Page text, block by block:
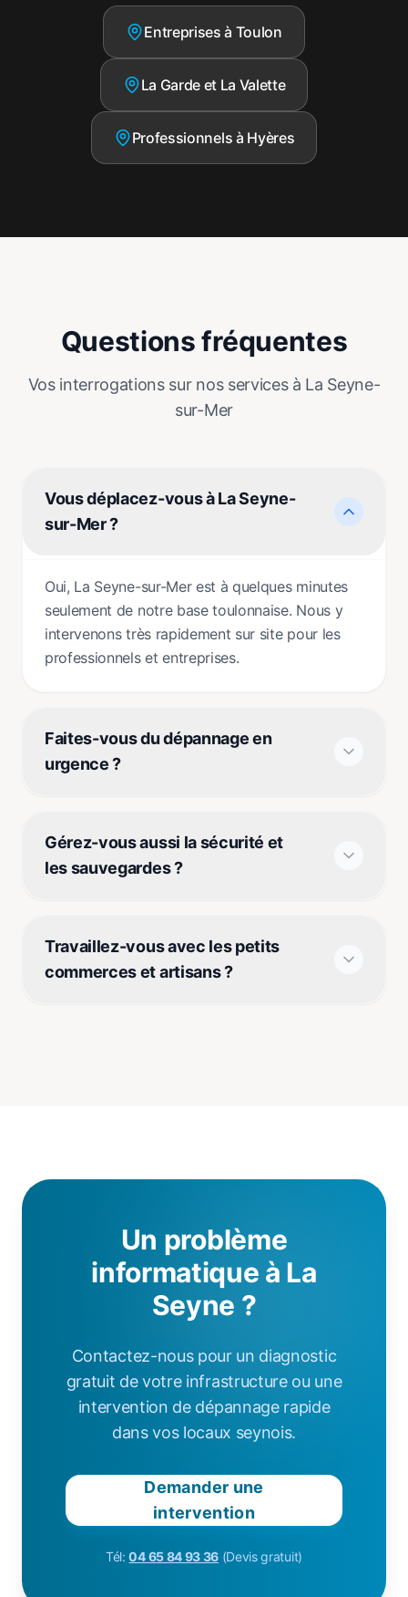
Entreprises à Toulon
La Garde et La Valette
Professionnels à Hyères
Questions fréquentes
Vos interrogations sur nos services à La Seyne-
sur-Mer
Vous déplacez-vous à La Seyne-
sur-Mer ?
Oui, La Seyne-sur-Mer est à quelques minutes
seulement de notre base toulonnaise. Nous y
intervenons très rapidement sur site pour les
professionnels et entreprises.
Faites-vous du dépannage en
urgence ?
Gérez-vous aussi la sécurité et
les sauvegardes ?
Travaillez-vous avec les petits
commerces et artisans ?
Un problème
informatique à La
Seyne ?
Contactez-nous pour un diagnostic
gratuit de votre infrastructure ou une
intervention de dépannage rapide
dans vos locaux seynois.
Demander une
intervention
Tél:04 65 84 93 36 (Devis gratuit)